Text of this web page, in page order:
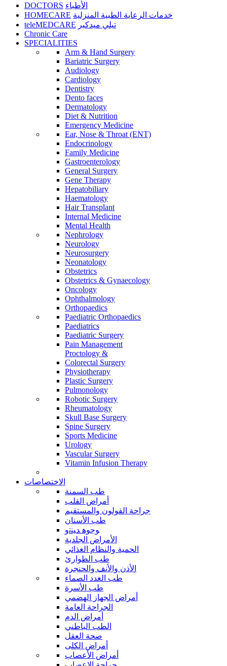
DOCTORS الأطباء
HOMECARE خدمات الرعاية الطبية المنزلية
teleMEDCARE تيلي ميدكير
Chronic Care
SPECIALITIES
Arm & Hand Surgery
Bariatric Surgery
Audiology
Cardiology
Dentistry
Dento faces
Dermatology
Diet & Nutrition
Emergency Medicine
Ear, Nose & Throat (ENT)
Endocrinology
Family Medicine
Gastroenterology
General Surgery
Gene Therapy
Hepatobiliary
Haematology
Hair Transplant
Internal Medicine
Mental Health
Nephrology
Neurology
Neurosurgery
Neonatology
Obstetrics
Obstetrics & Gynaecology
Oncology
Ophthalmology
Orthopaedics
Paediatric Orthopaedics
Paediatrics
Paediatric Surgery
Pain Management
Proctology &
Colorectal Surgery
Physiotherapy
Plastic Surgery
Pulmonology
Robotic Surgery
Rheumatology
Skull Base Surgery
Spine Surgery
Sports Medicine
Urology
Vascular Surgery
Vitamin Infusion Therapy
الاختصاصات
طب السمنة
أمراض القلب
جراحة القولون والمستقيم
طب الأسنان
ﻮﺟﻮﻫ ﺪﻴﻨﺗﻭ
الأمراض الجلدية
الحمية والنظام الغذائي
طب الطوارئ
الأذن والأنف والحنجرة
طب الغدد الصماء
طب الأسرة
أمراض الجهاز الهضمي
الجراحة العامة
أمراض الدم
الطب الباطني
صحة العقل
أمراض الكلى
أمراض الأعصاب